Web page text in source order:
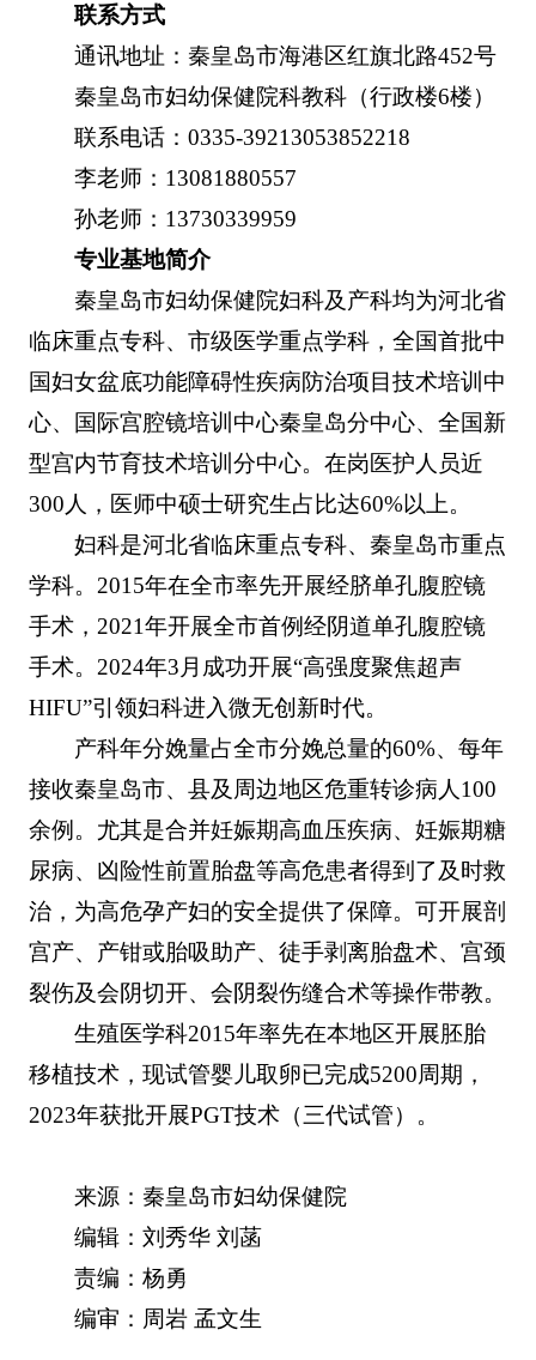
联系方式
通讯地址：秦皇岛市海港区红旗北路452号
秦皇岛市妇幼保健院科教科（行政楼6楼）
联系电话：0335-39213053852218
李老师：13081880557
孙老师：13730339959
专业基地简介
秦皇岛市妇幼保健院妇科及产科均为河北省
临床重点专科、市级医学重点学科，全国首批中
国妇女盆底功能障碍性疾病防治项目技术培训中
心、国际宫腔镜培训中心秦皇岛分中心、全国新
型宫内节育技术培训分中心。在岗医护人员近
300人，医师中硕士研究生占比达60%以上。
妇科是河北省临床重点专科、秦皇岛市重点
学科。2015年在全市率先开展经脐单孔腹腔镜
手术，2021年开展全市首例经阴道单孔腹腔镜
手术。2024年3月成功开展“高强度聚焦超声
HIFU”引领妇科进入微无创新时代。
产科年分娩量占全市分娩总量的60%、每年
接收秦皇岛市、县及周边地区危重转诊病人100
余例。尤其是合并妊娠期高血压疾病、妊娠期糖
尿病、凶险性前置胎盘等高危患者得到了及时救
治，为高危孕产妇的安全提供了保障。可开展剖
宫产、产钳或胎吸助产、徒手剥离胎盘术、宫颈
裂伤及会阴切开、会阴裂伤缝合术等操作带教。
生殖医学科2015年率先在本地区开展胚胎
移植技术，现试管婴儿取卵已完成5200周期，
2023年获批开展PGT技术（三代试管）。
来源：秦皇岛市妇幼保健院
编辑：刘秀华 刘菡
责编：杨勇
编审：周岩 孟文生